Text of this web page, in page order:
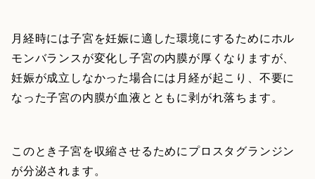
月経時には子宮を妊娠に適した環境にするためにホル
モンバランスが変化し子宮の内膜が厚くなりますが、
妊娠が成立しなかった場合には月経が起こり、不要に
なった子宮の内膜が血液とともに剥がれ落ちます。
このとき子宮を収縮させるためにプロスタグランジン
が分泌されます。